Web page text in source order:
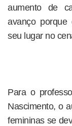
aumento de
avanço porque
seu lugar no
Para o
Nascimento, o
femininas se